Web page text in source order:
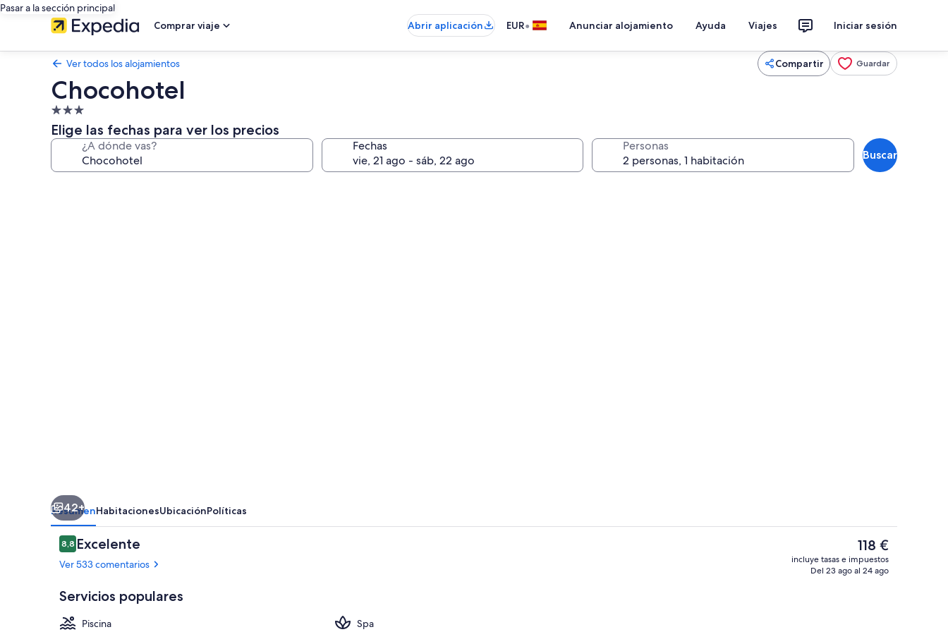
Pasar a la sección principal
Comprar viaje
Abrir aplicación EUR• Anunciar alojamiento Ayuda Viajes Iniciar sesión
Ver todos los alojamientos Compartir Guardar
Chocohotel
Alojamiento
de
3.0 estrellas
Elige las fechas para ver los precios
¿A dónde vas? Fechas Personas
Buscar
Una piscina al aire libre de temporada
42+
ResumenHabitacionesUbicaciónPolíticas
Comentarios
8,88,8 de 10
Excelente
Ver 533 comentarios
Servicios populares
Piscina
Spa
El
precio
actual
118 €
incluye tasas e impuestos
Del 23 ago al 24 ago